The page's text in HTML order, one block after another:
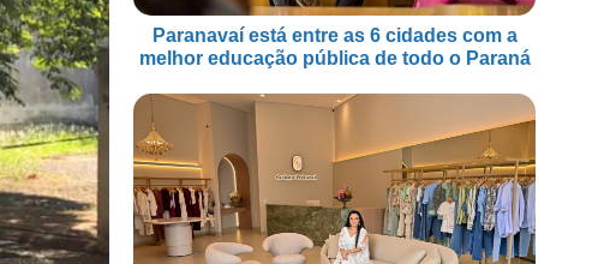
Paranavaí está entre as 6 cidades com a
melhor educação pública de todo o Paraná